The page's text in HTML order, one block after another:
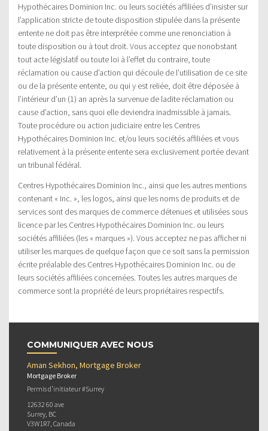
Hypothécaires Dominion Inc. ou leurs sociétés affiliées d’insister sur
l’application stricte de toute disposition stipulée dans la présente
entente ne doit pas être interprétée comme une renonciation à
toute disposition ou à tout droit. Vous acceptez que nonobstant
tout acte législatif ou toute loi à l’effet du contraire, toute
réclamation ou cause d’action qui découle de l’utilisation de ce site
ou de la présente entente, ou qui y est reliée, doit être déposée à
l’intérieur d’un (1) an après la survenue de ladite réclamation ou
cause d’action, sans quoi elle deviendra inadmissible à jamais.
Toute procédure ou action judiciaire entre les Centres
Hypothécaires Dominion Inc. et/ou leurs sociétés affiliées et vous
relativement à la présente entente sera exclusivement portée devant
un tribunal fédéral.
Centres Hypothécaires Dominion Inc., ainsi que les autres mentions
contenant « Inc. », les logos, ainsi que les noms de produits et de
services sont des marques de commerce détenues et utilisées sous
licence par les Centres Hypothécaires Dominion Inc. ou leurs
sociétés affiliées (les « marques »). Vous acceptez ne pas afficher ni
utiliser les marques de quelque façon que ce soit sans la permission
écrite préalable des Centres Hypothécaires Dominion Inc. ou de
leurs sociétés affiliées concernées. Toutes les autres marques de
commerce sont la propriété de leurs propriétaires respectifs.
COMMUNIQUER AVEC NOUS
Aman Sekhon, Mortgage Broker
Mortgage Broker
Permis d’initiateur #Surrey
12632 60 ave
Surrey, BC
V3W1R7, Canada